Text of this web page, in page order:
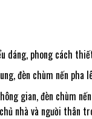
dáng, phong cách
đèn chùm nến pha
gian, đèn chùm
nhà và người thân